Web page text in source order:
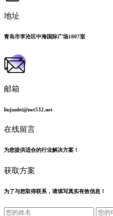
地址
青岛市李沧区中海国际广场1807室
邮箱
liujunlei@net532.net
在线留言
为您提供适合的行业解决方案！
获取方案
为了与您取得联系，请填写真实有效信息！